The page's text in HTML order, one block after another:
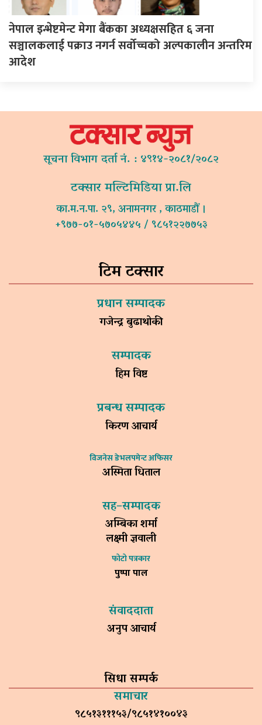
नेपाल इन्भेष्टमेन्ट मेगा बैंकका अध्यक्षसहित ६ जना
सञ्चालकलाई पक्राउ नगर्न सर्वोच्चको अल्पकालीन अन्तरिम
आदेश
सूचना विभाग दर्ता नं. : ४९१४-२०८१/२०८२
टक्सार मल्टिमिडिया प्रा.लि
का.म.न.पा. २९, अनामनगर , काठमाडौं ।
+९७७-०१-५७०५४४५ / ९८५१२२७७५३
टिम टक्सार
प्रधान सम्पादक
गजेन्द्र बुढाथोकी
सम्पादक
हिम विष्ट
प्रबन्ध सम्पादक
किरण आचार्य
विजनेस डेभलपमेन्ट अफिसर
अस्मिता धिताल
सह–सम्पादक
अम्बिका शर्मा
लक्ष्मी ज्ञवाली
फोटो पत्रकार
पुष्पा पाल
संवाददाता
अनुप आचार्य
सिधा सम्पर्क
समाचार
९८५१३१११५३/९८५१४१००४३